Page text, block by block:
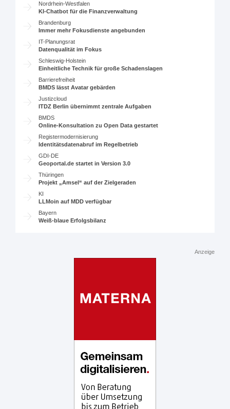
Nordrhein-Westfalen
KI-Chatbot für die Finanzverwaltung
Brandenburg
Immer mehr Fokusdienste angebunden
IT-Planungsrat
Datenqualität im Fokus
Schleswig-Holstein
Einheitliche Technik für große Schadenslagen
Barrierefreiheit
BMDS lässt Avatar gebärden
Justizcloud
ITDZ Berlin übernimmt zentrale Aufgaben
BMDS
Online-Konsultation zu Open Data gestartet
Registermodernisierung
Identitätsdatenabruf im Regelbetrieb
GDI-DE
Geoportal.de startet in Version 3.0
Thüringen
Projekt „Amsel“ auf der Zielgeraden
KI
LLMoin auf MDD verfügbar
Bayern
Weiß-blaue Erfolgsbilanz
Anzeige